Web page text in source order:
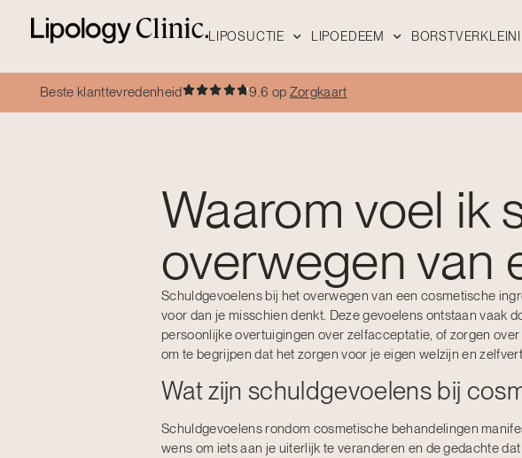
LIPOSUCTIE LIPOEDEEM
Beste klanttevredenheid 9.6 op Zorgkaart
Waarom voel ik
overwegen van
Schuldgevoelens bij het overwegen van een cosmetische
voor dan je misschien denkt. Deze gevoelens ontstaan vaak
persoonlijke overtuigingen over zelfacceptatie, of zorgen
om te begrijpen dat het zorgen voor je eigen welzijn en
Wat zijn schuldgevoelens bij
Schuldgevoelens rondom cosmetische behandelingen
wens om iets aan je uiterlijk te veranderen en de gedachte